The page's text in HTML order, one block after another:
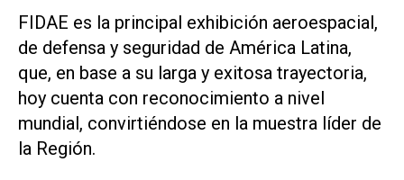
FIDAE es la principal exhibición aeroespacial,
de defensa y seguridad de América Latina,
que, en base a su larga y exitosa trayectoria,
hoy cuenta con reconocimiento a nivel
mundial, convirtiéndose en la muestra líder de
la Región.